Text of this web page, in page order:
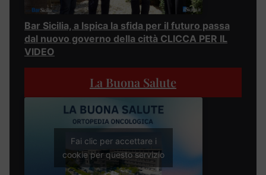
Bar Sicilia, a Ispica la sfida per il futuro passa
dal nuovo governo della città CLICCA PER IL
VIDEO
La Buona Salute
Fai clic per accettare i
cookie per questo servizio